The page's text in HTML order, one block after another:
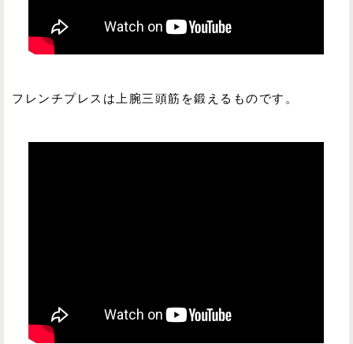
フレンチプレスは上腕三頭筋を鍛えるものです。